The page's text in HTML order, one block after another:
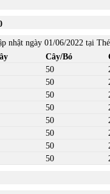
nhật ngày 01/06/2022 tại
Cây/Bó
50
50
50
50
50
50
50
50